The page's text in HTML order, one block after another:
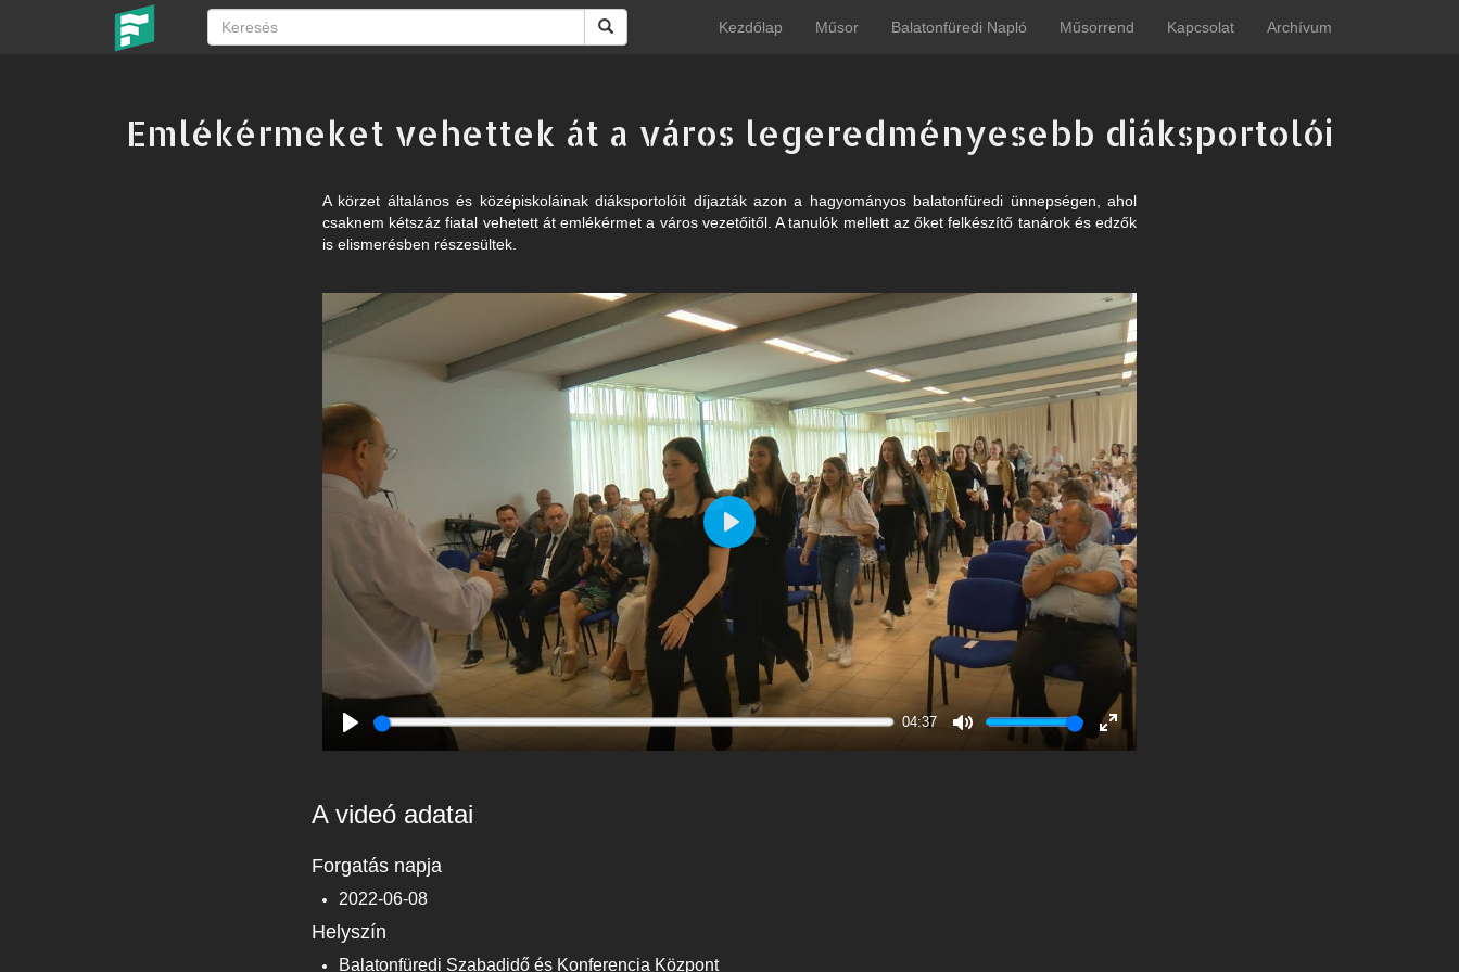
Kezdőlap Műsor Balatonfüredi Napló Műsorrend Kapcsolat Archívum
Emlékérmeket vehettek át a város legeredményesebb diáksportolói
A körzet általános és középiskoláinak diáksportolóit díjazták azon a hagyományos balatonfüredi ünnepségen, ahol
csaknem kétszáz fiatal vehetett át emlékérmet a város vezetőitől. A tanulók mellett az őket felkészítő tanárok és edzők
is elismerésben részesültek.
04:37
Play
A videó adatai
Forgatás napja
2022-06-08
Helyszín
Balatonfüredi Szabadidő és Konferencia Központ